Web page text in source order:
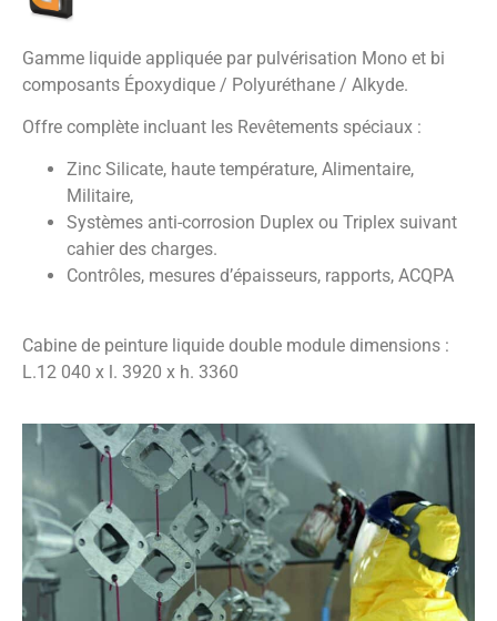
Gamme liquide appliquée par pulvérisation Mono et bi
composants Époxydique / Polyuréthane / Alkyde.
Offre complète incluant les Revêtements spéciaux :
Zinc Silicate, haute température, Alimentaire,
Militaire,
Systèmes anti-corrosion Duplex ou Triplex suivant
cahier des charges.
Contrôles, mesures d’épaisseurs, rapports, ACQPA
Cabine de peinture liquide double module dimensions :
L.12 040 x l. 3920 x h. 3360